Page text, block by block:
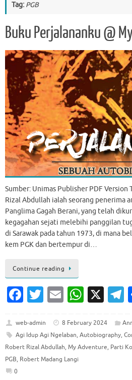
Tag: PGB
Buku Perjalananku @
Sumber: Unimas Publisher PDF Version
Rizal Abdullah ialah seorang penerima
Panglima Gagah Berani, yang telah
kegagahan sejati melebihi panggilan
di Sarawak pada tahun 1973, di mana
kem PGK dan bertempur di…
Continue reading
Fa
e
b
o
T
it
te
r
E
ai
l
W
at
s
X
web-admin 8 February 2024
Agi Idup Agi Ngelaban, Autobiography,
Robert Rizal Abdullah, My Adventure, Parti
PGB, Robert Madang Langi
0